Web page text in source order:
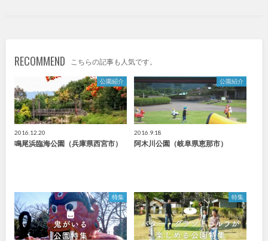
大分
鹿児島 沖縄
特徴で探す
RECOMMEND こちらの記事も人気です。
公園紹介
2016.12.20
鳴尾浜臨海公園（兵庫県西宮市）
公園紹介
2016.9.18
阿木川公園（岐阜県恵那市）
特集 特集